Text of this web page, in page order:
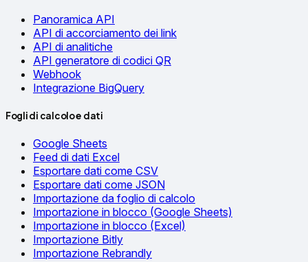
Panoramica API
API di accorciamento dei link
API di analitiche
API generatore di codici QR
Webhook
Integrazione BigQuery
Fogli di calcolo e dati
Google Sheets
Feed di dati Excel
Esportare dati come CSV
Esportare dati come JSON
Importazione da foglio di calcolo
Importazione in blocco (Google Sheets)
Importazione in blocco (Excel)
Importazione Bitly
Importazione Rebrandly